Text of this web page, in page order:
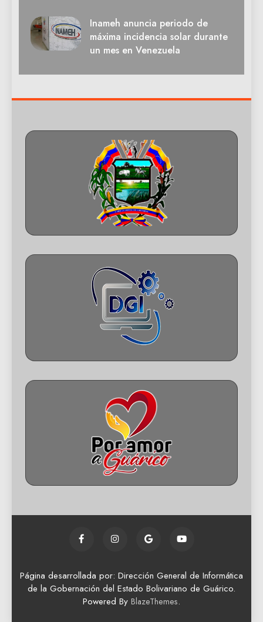
Inameh anuncia periodo de
máxima incidencia solar durante
un mes en Venezuela
Página desarrollada por: Dirección General de Informática
de la Gobernación del Estado Bolivariano de Guárico.
Powered By BlazeThemes.